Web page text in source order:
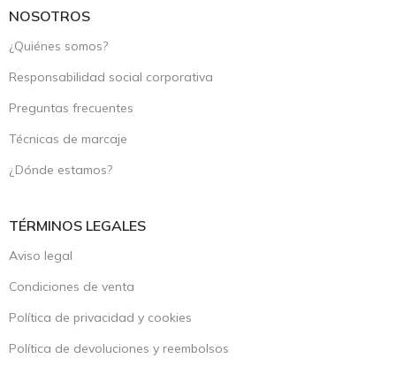
NOSOTROS
¿Quiénes somos?
Responsabilidad social corporativa
Preguntas frecuentes
Técnicas de marcaje
¿Dónde estamos?
TÉRMINOS LEGALES
Aviso legal
Condiciones de venta
Política de privacidad y cookies
Política de devoluciones y reembolsos